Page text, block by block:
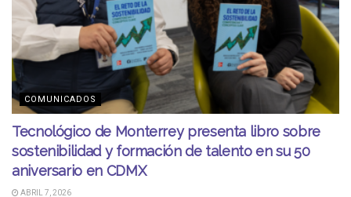
COMUNICADOS
Tecnológico de Monterrey presenta libro sobre
sostenibilidad y formación de talento en su 50
aniversario en CDMX
ABRIL 7, 2026